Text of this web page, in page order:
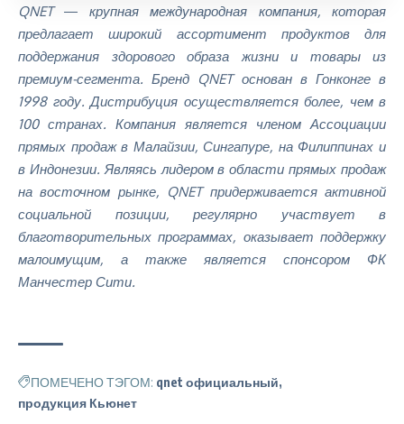
QNET ― крупная международная компания, которая
предлагает широкий ассортимент продуктов для
поддержания здорового образа жизни и товары из
премиум-сегмента. Бренд QNET основан в Гонконге в
1998 году. Дистрибуция осуществляется более, чем в
100 странах. Компания является членом Ассоциации
прямых продаж в Малайзии, Сингапуре, на Филиппинах и
в Индонезии. Являясь лидером в области прямых продаж
на восточном рынке, QNET придерживается активной
социальной позиции, регулярно участвует в
благотворительных программах, оказывает поддержку
малоимущим, а также является спонсором ФК
Манчестер Сити.
ПОМЕЧЕНО ТЭГОМ: qnet официальный
продукция Кьюнет